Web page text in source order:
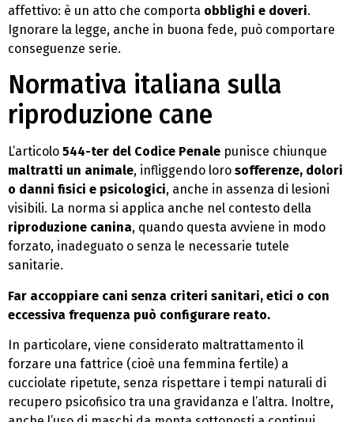
affettivo: è un atto che comporta obblighi e doveri.
Ignorare la legge, anche in buona fede, può comportare
conseguenze serie.
Normativa italiana sulla
riproduzione cane
L’articolo 544-ter del Codice Penale punisce chiunque
maltratti un animale, infliggendo loro sofferenze, dolori
o danni fisici e psicologici, anche in assenza di lesioni
visibili. La norma si applica anche nel contesto della
riproduzione canina, quando questa avviene in modo
forzato, inadeguato o senza le necessarie tutele
sanitarie.
Far accoppiare cani senza criteri sanitari, etici o con
eccessiva frequenza può configurare reato.
In particolare, viene considerato maltrattamento il
forzare una fattrice (cioè una femmina fertile) a
cucciolate ripetute, senza rispettare i tempi naturali di
recupero psicofisico tra una gravidanza e l’altra. Inoltre,